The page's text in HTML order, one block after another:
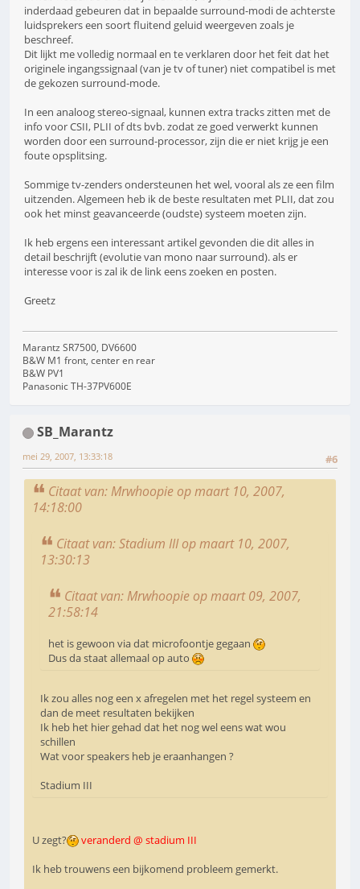
inderdaad gebeuren dat in bepaalde surround-modi de achterste
luidsprekers een soort fluitend geluid weergeven zoals je
beschreef.
Dit lijkt me volledig normaal en te verklaren door het feit dat het
originele ingangssignaal (van je tv of tuner) niet compatibel is met
de gekozen surround-mode.
In een analoog stereo-signaal, kunnen extra tracks zitten met de
info voor CSII, PLII of dts bvb. zodat ze goed verwerkt kunnen
worden door een surround-processor, zijn die er niet krijg je een
foute opsplitsing.
Sommige tv-zenders ondersteunen het wel, vooral als ze een film
uitzenden. Algemeen heb ik de beste resultaten met PLII, dat zou
ook het minst geavanceerde (oudste) systeem moeten zijn.
Ik heb ergens een interessant artikel gevonden die dit alles in
detail beschrijft (evolutie van mono naar surround). als er
interesse voor is zal ik de link eens zoeken en posten.
Greetz
Marantz SR7500, DV6600
B&W M1 front, center en rear
B&W PV1
Panasonic TH-37PV600E
SB_Marantz
#6
mei 29, 2007, 13:33:18
Citaat van: Mrwhoopie op maart 10, 2007,
14:18:00
Citaat van: Stadium III op maart 10, 2007,
13:30:13
Citaat van: Mrwhoopie op maart 09, 2007,
21:58:14
het is gewoon via dat microfoontje gegaan
Dus da staat allemaal op auto
Ik zou alles nog een x afregelen met het regel systeem en
dan de meet resultaten bekijken
Ik heb het hier gehad dat het nog wel eens wat wou
schillen
Wat voor speakers heb je eraanhangen ?
Stadium III
U zegt?
veranderd @ stadium III
Ik heb trouwens een bijkomend probleem gemerkt.